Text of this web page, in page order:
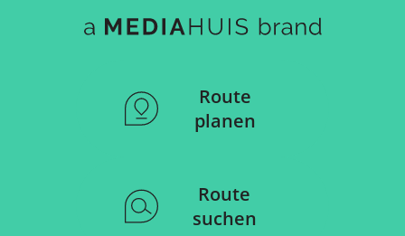
Route
planen
Route
suchen